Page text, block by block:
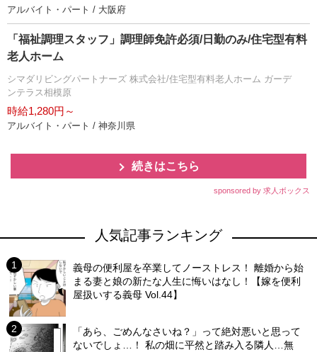
アルバイト・パート / 大阪府
「福祉調理スタッフ」調理師免許必須/日勤のみ/住宅型有料
老人ホーム
シマダリビングパートナーズ 株式会社/住宅型有料老人ホーム ガーデ
ンテラス相模原
時給1,280円～
アルバイト・パート / 神奈川県
続きはこちら
sponsored by 求人ボックス
人気記事ランキング
義母の便利屋を卒業してノーストレス！ 離婚から始
まる妻と娘の新たな人生に悔いはなし！【嫁を便利
屋扱いする義母 Vol.44】
「あら、ごめんなさいね？」って絶対悪いと思って
ないでしょ…！ 私の畑に平然と踏み入る隣人…無